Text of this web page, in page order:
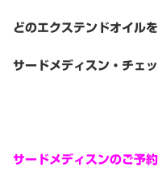
どのエクステンドオイル
サードメディスン・チェ
サードメディスンのご予約